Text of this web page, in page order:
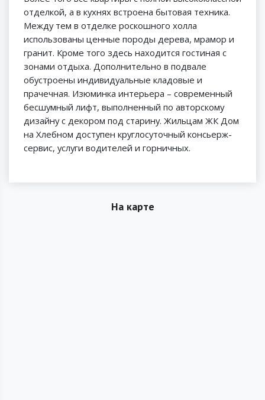
отделкой, а в кухнях встроена бытовая техника.
Между тем в отделке роскошного холла
использованы ценные породы дерева, мрамор и
гранит. Кроме того здесь находится гостиная с
зонами отдыха. Дополнительно в подвале
обустроены индивидуальные кладовые и
прачечная. Изюминка интерьера – современный
бесшумный лифт, выполненный по авторскому
дизайну с декором под старину. Жильцам ЖК Дом
на Хлебном доступен круглосуточный консьерж-
сервис, услуги водителей и горничных.
На карте